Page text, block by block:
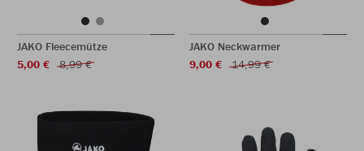
JAKO Fleecemütze
5,00 €
8,99 €
JAKO Neckwarmer
9,00 €
14,99 €